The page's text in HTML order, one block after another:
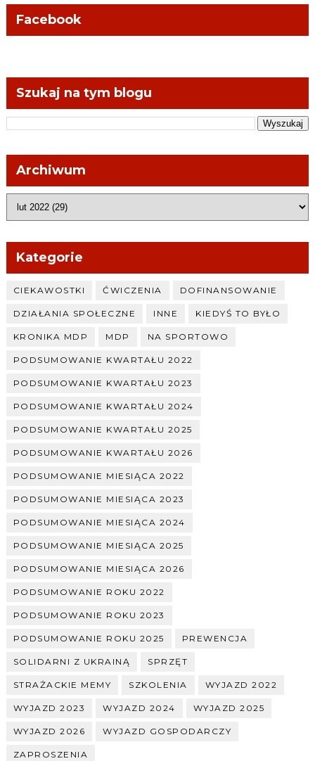
Facebook
Szukaj na tym blogu
Archiwum
Kategorie
CIEKAWOSTKI ĆWICZENIA DOFINANSOWANIE
DZIAŁANIA SPOŁECZNE INNE KIEDYŚ TO BYŁO
KRONIKA MDP MDP NA SPORTOWO
PODSUMOWANIE KWARTAŁU 2022
PODSUMOWANIE KWARTAŁU 2023
PODSUMOWANIE KWARTAŁU 2024
PODSUMOWANIE KWARTAŁU 2025
PODSUMOWANIE KWARTAŁU 2026
PODSUMOWANIE MIESIĄCA 2022
PODSUMOWANIE MIESIĄCA 2023
PODSUMOWANIE MIESIĄCA 2024
PODSUMOWANIE MIESIĄCA 2025
PODSUMOWANIE MIESIĄCA 2026
PODSUMOWANIE ROKU 2022
PODSUMOWANIE ROKU 2023
PODSUMOWANIE ROKU 2025 PREWENCJA
SOLIDARNI Z UKRAINĄ SPRZĘT
STRAŻACKIE MEMY SZKOLENIA WYJAZD 2022
WYJAZD 2023 WYJAZD 2024 WYJAZD 2025
WYJAZD 2026 WYJAZD GOSPODARCZY
ZAPROSZENIA